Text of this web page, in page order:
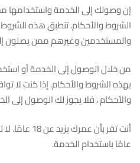
إن وصولك إلى الخدمة واستخدامها
الشروط والأحكام. تنطبق هذه الشروط
والمستخدمين وغيرهم ممن يصلون
من خلال الوصول إلى الخدمة أو
بهذه الشروط والأحكام. إذا كنت لا
والأحكام ، فلا يجوز لك الوصول إلى
عامًا باستخدام الخدمة.